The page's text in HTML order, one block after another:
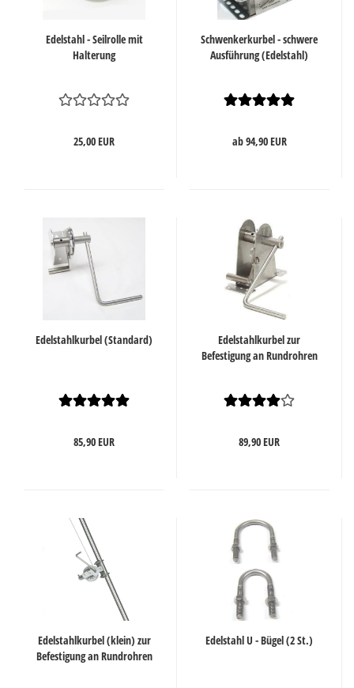
Edelstahl - Seilrolle mit
Halterung
25,00 EUR
Schwenkerkurbel - schwere
Ausführung (Edelstahl)
ab 94,90 EUR
Edelstahlkurbel (Standard)
85,90 EUR
Edelstahlkurbel zur
Befestigung an Rundrohren
89,90 EUR
Edelstahlkurbel (klein) zur
Befestigung an Rundrohren
Edelstahl U - Bügel (2 St.)